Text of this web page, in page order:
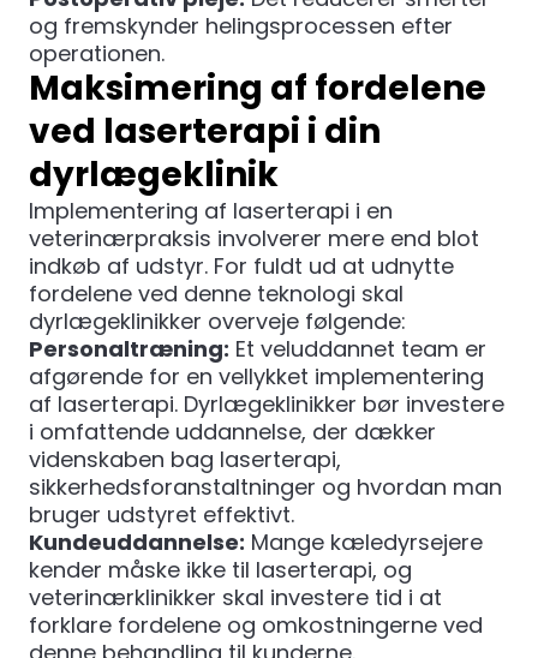
og fremskynder helingsprocessen efter
operationen.
Maksimering af fordelene
ved laserterapi i din
dyrlægeklinik
Implementering af laserterapi i en
veterinærpraksis involverer mere end blot
indkøb af udstyr. For fuldt ud at udnytte
fordelene ved denne teknologi skal
dyrlægeklinikker overveje følgende:
Personaltræning: Et veluddannet team er
afgørende for en vellykket implementering
af laserterapi. Dyrlægeklinikker bør investere
i omfattende uddannelse, der dækker
videnskaben bag laserterapi,
sikkerhedsforanstaltninger og hvordan man
bruger udstyret effektivt.
Kundeuddannelse: Mange kæledyrsejere
kender måske ikke til laserterapi, og
veterinærklinikker skal investere tid i at
forklare fordelene og omkostningerne ved